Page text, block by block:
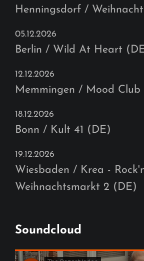
Henningsdorf /
05.12.2026
Berlin / Wild At Heart
12.12.2026
Memmingen / Mood Club
18.12.2026
Bonn / Kult 41 (DE)
19.12.2026
Wiesbaden / Krea -
Weihnachtsmarkt 2 (DE)
Soundcloud